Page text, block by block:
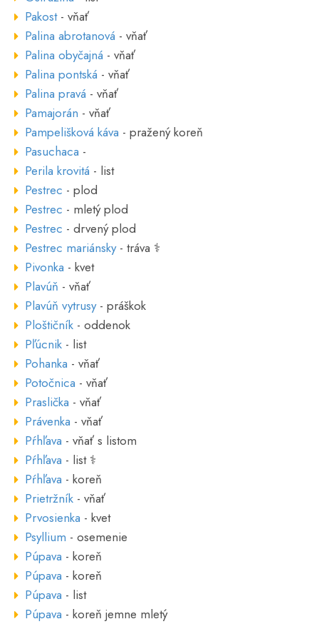
Pakost - vňať
Palina abrotanová - vňať
Palina obyčajná - vňať
Palina pontská - vňať
Palina pravá - vňať
Pamajorán - vňať
Pampelišková káva - pražený koreň
Pasuchaca -
Perila krovitá - list
Pestrec - plod
Pestrec - mletý plod
Pestrec - drvený plod
Pestrec mariánsky- tráva ⚕
Pivonka - kvet
Plavúň - vňať
Plavúň vytrusy- práškok
Ploštičník - oddenok
Pľúcnik - list
Pohanka - vňať
Potočnica - vňať
Praslička - vňať
Právenka - vňať
Pŕhľava - vňať s listom
Pŕhľava - list ⚕
Pŕhľava - koreň
Prietržník - vňať
Prvosienka - kvet
Psyllium - osemenie
Púpava - koreň
Púpava - koreň
Púpava - list
Púpava - koreň jemne mletý